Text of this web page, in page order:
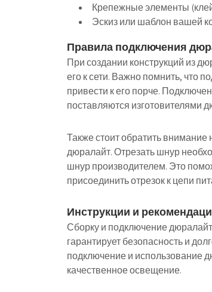
Крепежные элементы
Эскиз или шаблон вашей
Правила подключения
При создании конструкций из
его к сети. Важно помнить, что
привести к его порче.
поставляются изготовителями
Также стоит обратить внимание
дюралайт. Отрезать шнур
шнур производителем. Это
присоединить отрезок к цепи
Инструкции и
Сборку и подключение
гарантирует безопасность и
подключение и использование
качественное освещение.